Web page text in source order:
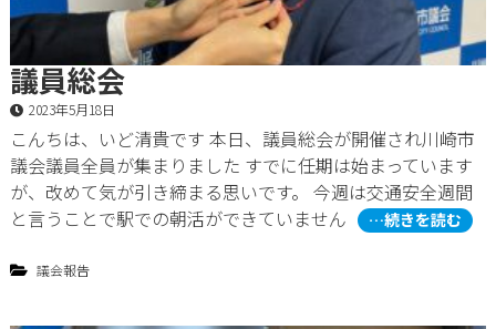
議員総会
2023年5月18日
こんちは、いど清貴です 本日、議員総会が開催され川崎市
議会議員全員が集まりました すでに任期は始まっています
が、改めて気が引き締まる思いです。 今週は交通安全週間
と言うことで駅での朝活ができていません
…続きを読む
議会報告